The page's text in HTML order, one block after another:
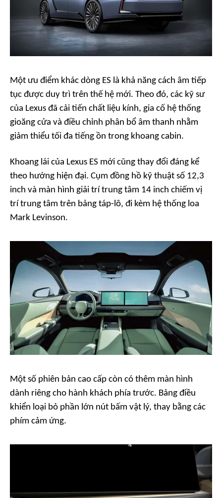
Một ưu điểm khác dòng ES là khả năng cách âm tiếp
tục được duy trì trên thế hệ mới. Theo đó, các kỹ sư
của Lexus đã cải tiến chất liệu kính, gia cố hệ thống
gioăng cửa và điều chỉnh phân bổ âm thanh nhằm
giảm thiểu tối đa tiếng ồn trong khoang cabin.
Khoang lái của Lexus ES mới cũng thay đổi đáng kể
theo hướng hiện đại. Cụm đồng hồ kỹ thuật số 12,3
inch và màn hình giải trí trung tâm 14 inch chiếm vị
trí trung tâm trên bảng táp-lô, đi kèm hệ thống loa
Mark Levinson.
Một số phiên bản cao cấp còn có thêm màn hình
dành riêng cho hành khách phía trước. Bảng điều
khiển loại bỏ phần lớn nút bấm vật lý, thay bằng các
phím cảm ứng.